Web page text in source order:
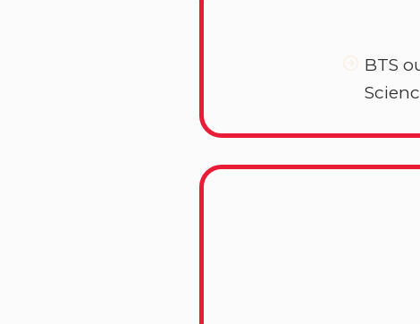
BTS